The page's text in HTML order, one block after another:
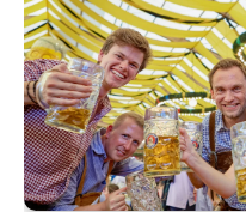
Имя
Телефон